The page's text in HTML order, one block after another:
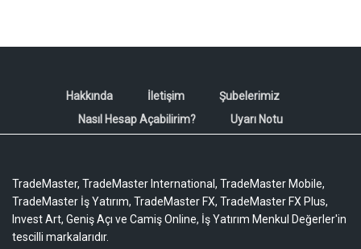
Hakkında İletişim
Şubelerimiz
Nasıl Hesap Açabilirim?
Uyarı Notu
TradeMaster, TradeMaster International, TradeMaster Mobile,
TradeMaster İş Yatırım, TradeMaster FX, TradeMaster FX Plus,
Invest Art, Geniş Açı ve Camiş Online, İş Yatırım Menkul Değerler'in
tescilli markalarıdır.